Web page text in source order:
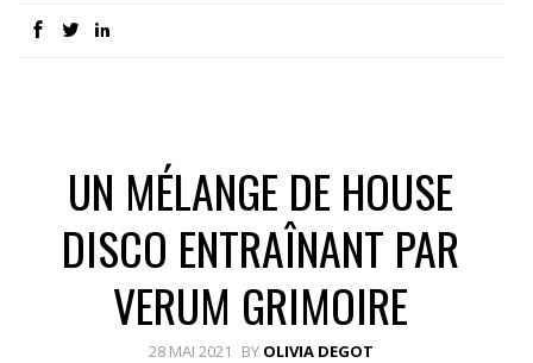
UN MÉLANGE DE HOUSE
DISCO ENTRAÎNANT PAR
VERUM GRIMOIRE
28 MAI 2021 BY OLIVIA DEGOT